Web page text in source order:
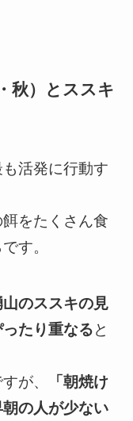
秋）とススキ
活発に行動す
をたくさん食
す。
山のススキの見
たり重なると
が、
「朝焼け
の人が少ない